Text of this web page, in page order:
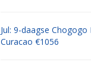
Jul: 9-daagse
Curacao €1056